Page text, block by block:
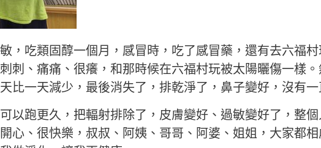
，吃類固醇一個月，感冒時，吃了感冒藥，還有去六福
刺、痛痛、很癢，和那時候在六福村玩被太陽曬傷一樣
比一天減少，最後消失了，排乾淨了，鼻子變好，沒有
以跑更久，把輻射排除了，皮膚變好、過敏變好了，整個
心、很快樂，叔叔、阿姨、哥哥、阿婆、姐姐，大家都相